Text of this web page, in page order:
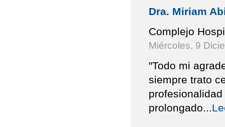
Dra. Miriam
Complejo
Miércoles, 9
"Todo mi
siempre trato
prolongado